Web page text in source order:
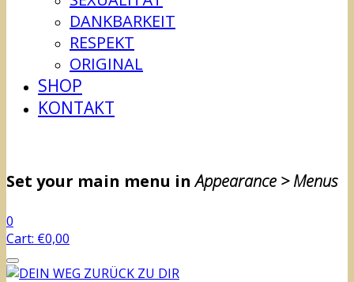
DANKBARKEIT
RESPEKT
ORIGINAL
SHOP
KONTAKT
Set your main menu inAppearance > Menus
0
Cart: €0,00